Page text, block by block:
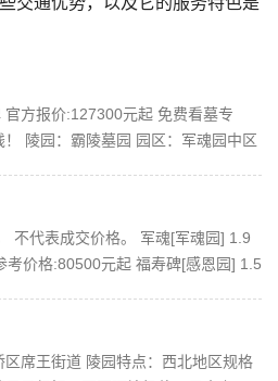
方报价:127300元起 免费看墓专
陵园：霸陵墓园 园区：军魂园中区
不代表成交价格。 军魂[军魂园] 1.9
考价格:80500元起 福寿碑[感恩园] 1.5
席王街道 陵园特点：西北地区规格